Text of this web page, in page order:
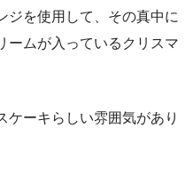
ジを使用して、その真中に
ームが入っているクリスマ
ケーキらしい雰囲気があり